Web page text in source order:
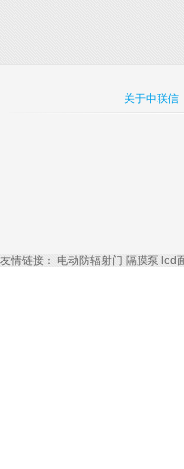
关于中联信
友情链接： 电动防辐射门 隔膜泵 led